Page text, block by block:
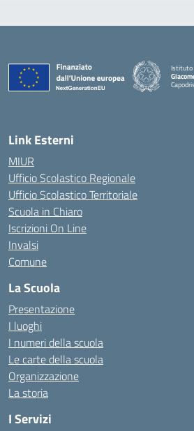
Istituto
—
Link Esterni
MIUR
Ufficio Scolastico Regionale
Ufficio Scolastico Territoriale
Scuola in Chiaro
Iscrizioni On Line
Invalsi
Comune
La Scuola
Presentazione
I luoghi
I numeri della scuola
Le carte della scuola
Organizzazione
La storia
I Servizi